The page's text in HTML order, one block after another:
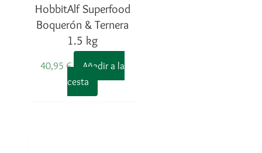
HobbitAlf Superfood
Boquerón & Ternera
1.5 kg
40,95 €
Añadir a la
cesta